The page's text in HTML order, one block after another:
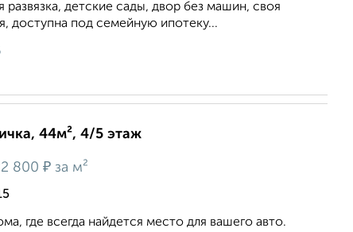
развязка, детские сады, двор без машин, своя
доступна под семейную ипотеку...
44м², 4/5 этаж
800 ₽ за м²
где всегда найдется место для вашего авто.